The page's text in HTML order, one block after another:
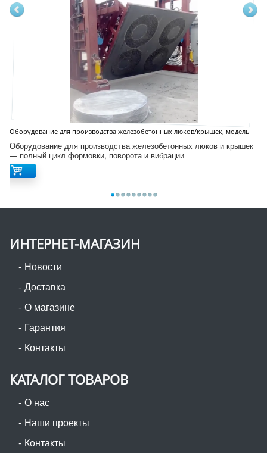
Оборудование для производства железобетонных люков/крышек, модель
Оборудование для производства железобетонных люков и крышек
— полный цикл формовки, поворота и вибрации
ИНТЕРНЕТ-МАГАЗИН
Новости
Доставка
О магазине
Гарантия
Контакты
КАТАЛОГ ТОВАРОВ
О нас
Наши проекты
Контакты